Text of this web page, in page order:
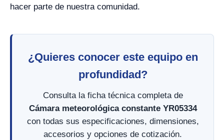
hacer parte de nuestra comunidad.
¿Quieres conocer este equipo en
profundidad?
Consulta la ficha técnica completa de
Cámara meteorológica constante YR05334
con todas sus especificaciones, dimensiones,
accesorios y opciones de cotización.